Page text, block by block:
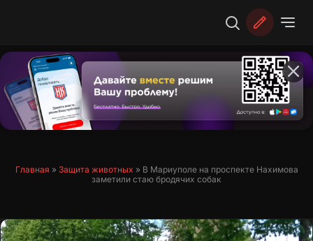
Главная » Защита животных » В Мариуполе на проспекте Нахимова
заметили стаю бродячих собак